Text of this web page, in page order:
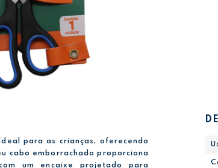
para as crianças, oferecendo
cabo emborrachado proporciona
um encaixe projetado para